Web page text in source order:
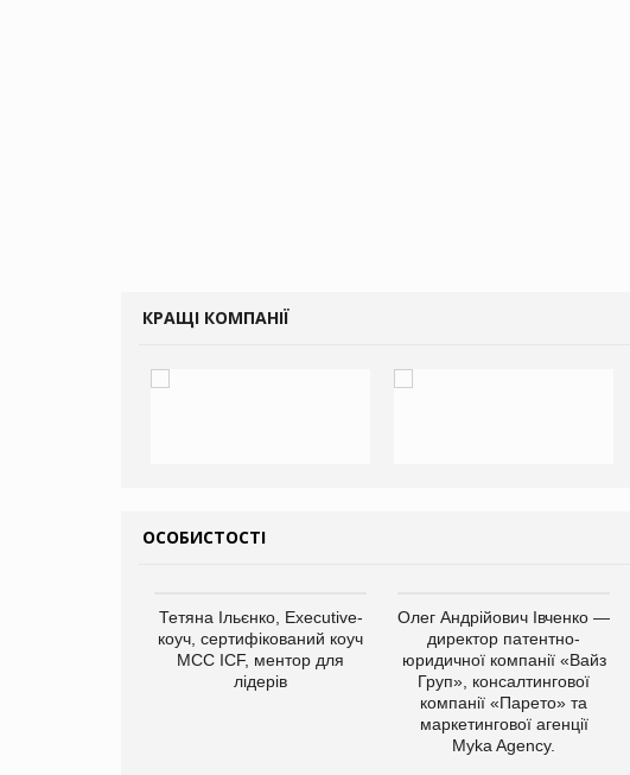
КРАЩІ КОМПАНІЇ
ОСОБИСТОСТІ
Тетяна Ільєнко, Executive-
коуч, сертифікований коуч
МСС ICF, ментор для
лідерів
Олег Андрійович Івченко —
директор патентно-
юридичної компанії «Вайз
Груп», консалтингової
компанії «Парето» та
маркетингової агенції
Myka Agency.